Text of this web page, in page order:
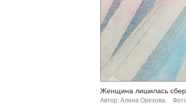
Женщина лишилась
Автор: Алена Орехова.